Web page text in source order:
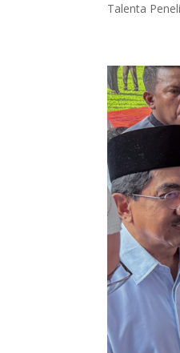
Talenta